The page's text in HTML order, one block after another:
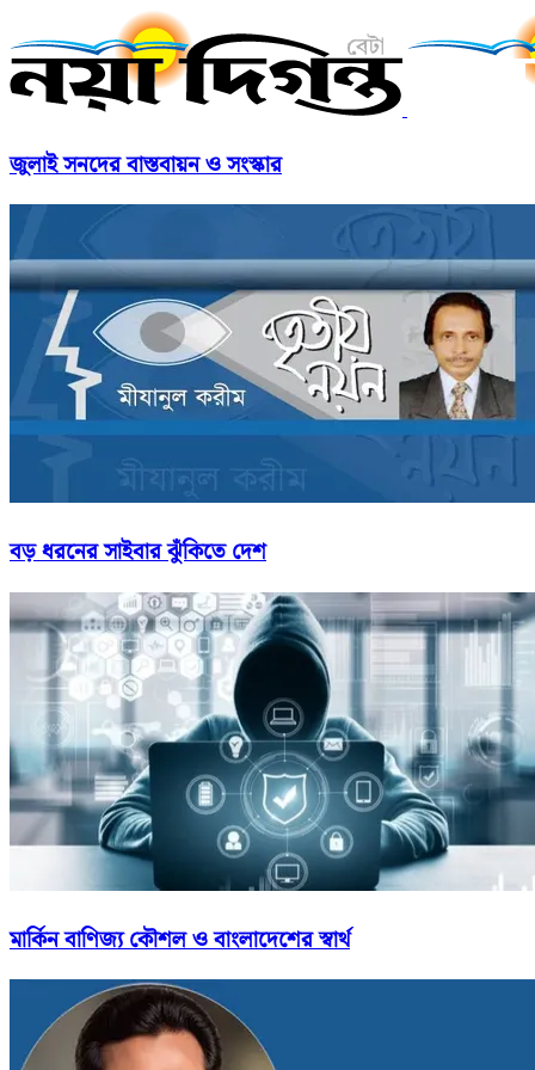
জুলাই সনদের বাস্তবায়ন ও সংস্কার
বড় ধরনের সাইবার ঝুঁকিতে দেশ
মার্কিন বাণিজ্য কৌশল ও বাংলাদেশের স্বার্থ